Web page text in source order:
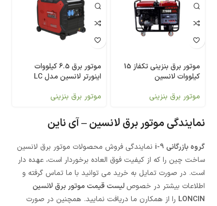
موتور برق بنزینی تکفاز 15
کیلووات لانسین
موتور برق بنزینی
موتور برق 6.5 کیلووات
اینورتر لانسین مدل LC
موتور برق بنزینی
نمایندگی موتور برق لانسین – آی ناین
گروه بازرگانی i-9
نمایندگی فروش محصولات موتور برق لانسین
ساخت چین را که از کیفیت فوق العاده برخوردار است، عهده دار
است. در صورت تمایل به خرید می توانید با ما تماس گرفته و
اطلاعات بیشتر در خصوص لیست قیمت موتور برق لانسین
LONCIN را از همکارن ما دریافت نمایید. همچنین در صورت